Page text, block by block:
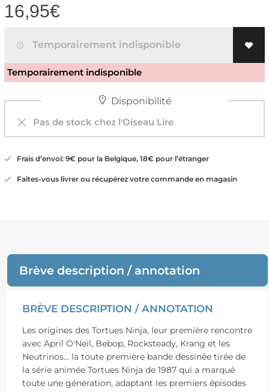
16,95€
Temporairement indisponible
Temporairement indisponible
Disponibilité
Pas de stock chez l'Oiseau Lire
Frais d’envoi: 9€ pour la Belgique, 18€ pour l’étranger
Faites-vous livrer ou récupérez votre commande en magasin
Brève description / annotation
BRÈVE DESCRIPTION / ANNOTATION
Les origines des Tortues Ninja, leur première rencontre
avec April O'Neil, Bebop, Rocksteady, Krang et les
Neutrinos... la toute première bande dessinée tirée de
la série animée Tortues Ninja de 1987 qui a marqué
toute une génération, adaptant les premiers épisodes